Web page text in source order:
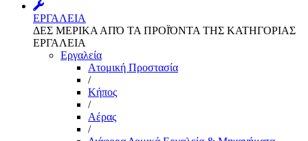
ΕΡΓΑΛΕΙΑ
ΔΕΣ ΜΕΡΙΚΑ ΑΠΌ ΤΑ ΠΡΟΪΌΝΤΑ ΤΗΣ ΚΑΤΗΓΟΡΙΑΣ
ΕΡΓΑΛΕΙΑ
Εργαλεία
Aτομική Προστασία
/
Kήπος
/
Αέρας
/